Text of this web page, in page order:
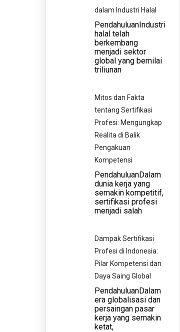
dalam Industri Halal
PendahuluanIndustri
halal telah
berkembang
menjadi sektor
global yang bernilai
triliunan
Mitos dan Fakta
tentang Sertifikasi
Profesi: Mengungkap
Realita di Balik
Pengakuan
Kompetensi
PendahuluanDalam
dunia kerja yang
semakin kompetitif,
sertifikasi profesi
menjadi salah
Dampak Sertifikasi
Profesi di Indonesia:
Pilar Kompetensi dan
Daya Saing Global
PendahuluanDalam
era globalisasi dan
persaingan pasar
kerja yang semakin
ketat,